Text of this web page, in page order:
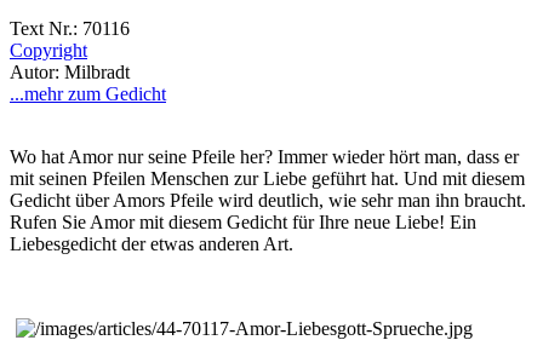
Text Nr.: 70116
Copyright
Autor: Milbradt
...mehr zum Gedicht
Wo hat Amor nur seine Pfeile her? Immer wieder hört man, dass er
mit seinen Pfeilen Menschen zur Liebe geführt hat. Und mit diesem
Gedicht über Amors Pfeile wird deutlich, wie sehr man ihn braucht.
Rufen Sie Amor mit diesem Gedicht für Ihre neue Liebe! Ein
Liebesgedicht der etwas anderen Art.